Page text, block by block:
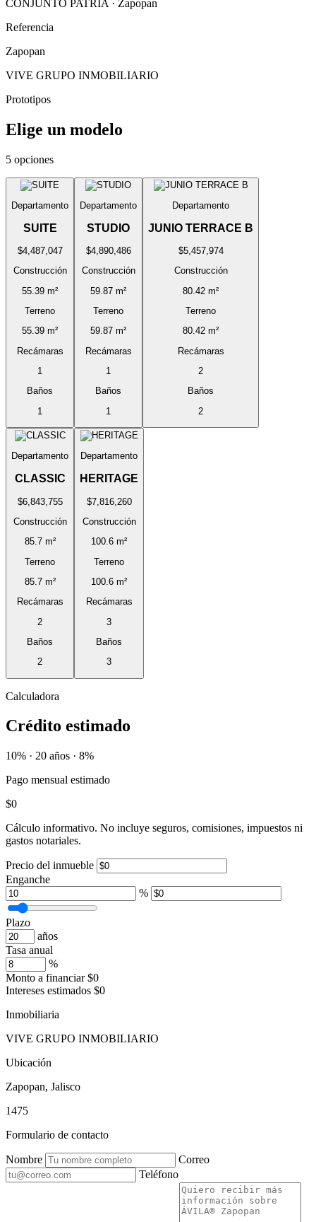
CONJUNTO PATRIA · Zapopan
Referencia
Zapopan
VIVE GRUPO INMOBILIARIO
Prototipos
Elige un modelo
5 opciones
Departamento
SUITE
$4,487,047
Construcción
55.39 m²
Terreno
55.39 m²
Recámaras
1
Baños
1
Departamento
STUDIO
$4,890,486
Construcción
59.87 m²
Terreno
59.87 m²
Recámaras
1
Baños
1
Departamento
JUNIO TERRACE B
$5,457,974
Construcción
80.42 m²
Terreno
80.42 m²
Recámaras
2
Baños
2
Departamento
CLASSIC
$6,843,755
Construcción
85.7 m²
Terreno
85.7 m²
Recámaras
2
Baños
2
Departamento
HERITAGE
$7,816,260
Construcción
100.6 m²
Terreno
100.6 m²
Recámaras
3
Baños
3
Calculadora
Crédito estimado
10% · 20 años · 8%
Pago mensual estimado
$0
Cálculo informativo. No incluye seguros, comisiones, impuestos ni
gastos notariales.
Precio del inmueble
Enganche
%
Plazo
años
Tasa anual
%
Monto a financiar $0
Intereses estimados $0
Inmobiliaria
VIVE GRUPO INMOBILIARIO
Ubicación
Zapopan, Jalisco
1475
Formulario de contacto
Nombre
Correo
Teléfono